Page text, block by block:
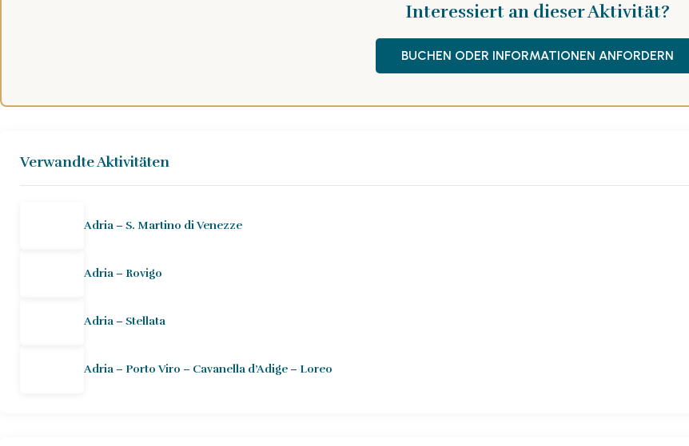
Interessiert an dieser Aktivität?
BUCHEN ODER INFORMATIONEN ANFORDERN
Verwandte Aktivitäten
Adria – S. Martino di Venezze
Adria – Rovigo
Adria – Stellata
Adria – Porto Viro – Cavanella d’Adige – Loreo